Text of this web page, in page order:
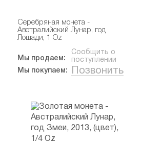
Серебряная монета -
Австралийский Лунар, год
Лошади, 1 Oz
Мы продаем:
Сообщить о
поступлении
Мы покупаем:
Позвонить